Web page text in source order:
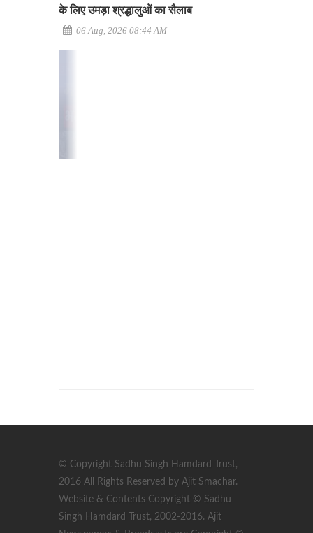
के लिए उमड़ा श्रद्धालुओं का सैलाब
06 Aug, 2026 08:44 AM
© Copyright Sadhu Singh Hamdard Trust,
2016 All Rights Reserved by Ajit Smachar.
Website & Contents Copyright © Sadhu
Singh Hamdard Trust, 2002-2016. Ajit